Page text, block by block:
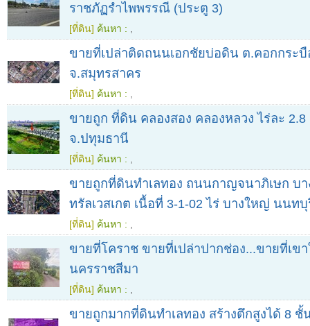
ราชภัฏรำไพพรรณี (ประตู 3)
[ที่ดิน] ค้นหา :
ขายที่เปล่าติดถนนเอกชัยบ่อดิน ต.คอกกระบื
จ.สมุทรสาคร
[ที่ดิน] ค้นหา :
ขายถูก ที่ดิน คลองสอง คลองหลวง ไร่ละ 2.8
จ.ปทุมธานี
[ที่ดิน] ค้นหา :
ขายถูกที่ดินทำเลทอง ถนนกาญจนาภิเษก บ
ทรัลเวสเกต เนื้อที่ 3-1-02 ไร่ บางใหญ่ นนทบุ
[ที่ดิน] ค้นหา :
ขายที่โคราช ขายที่เปล่าปากช่อง...ขายที่เข
นครราชสีมา
[ที่ดิน] ค้นหา :
ขายถูกมากที่ดินทำเลทอง สร้างตึกสูงได้ 8 ชั้